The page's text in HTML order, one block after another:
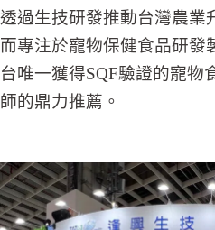
透過生技研發推動台灣農業
而專注於寵物保健食品研發
台唯一獲得SQF驗證的寵物
師的鼎力推薦。